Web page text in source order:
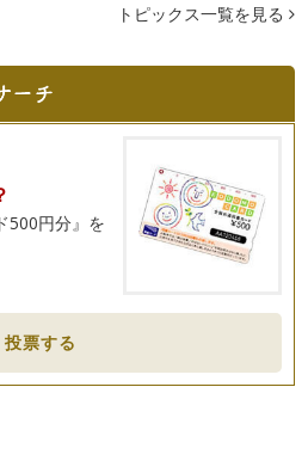
した。子どもたち大好きなカレー
った次の…
んなで集まってハロウィンパー
シピ
い日も出てきたね。涼しい風が、
した。最後の思い出に、みんなが
にアレンジ…
トピックス一覧を見る
500円分』を
投票する